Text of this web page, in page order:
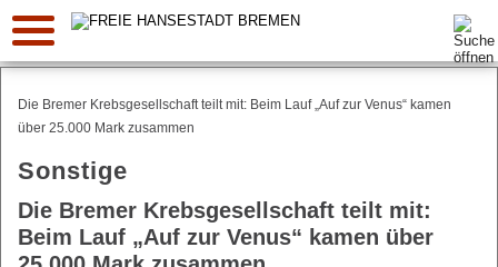
Suche:
Die Bremer Krebsgesellschaft teilt mit: Beim Lauf „Auf zur Venus“ kamen
über 25.000 Mark zusammen
Sonstige
Die Bremer Krebsgesellschaft teilt mit:
Beim Lauf „Auf zur Venus“ kamen über